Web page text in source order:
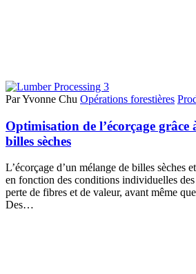
Par Yvonne Chu Opérations forestières
Optimisation de l’écorçage grâce
billes sèches
L’écorçage d’un mélange de billes sèches
en fonction des conditions individuelles
perte de fibres et de valeur, avant même
Des…